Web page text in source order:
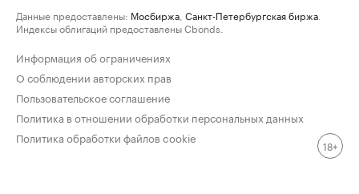
Данные предоставлены: Мосбиржа Санкт-Петербургская биржа
Индексы облигаций предоставлены Cbonds.
Информация об ограничениях
О соблюдении авторских прав
Пользовательское соглашение
Политика в отношении обработки персональных данных
Политика обработки файлов cookie
18+